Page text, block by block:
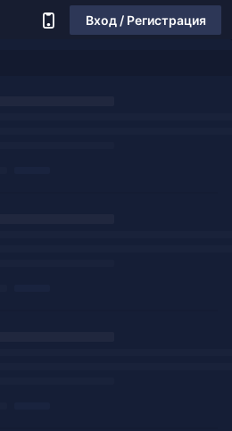
Вход / Регистрация